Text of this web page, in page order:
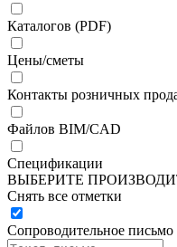
Каталогов (PDF)
Цены/сметы
Контакты розничных
Файлов BIM/CAD
Спецификации
ВЫБЕРИТЕ
Снять все отметки
Сопроводительное письмо